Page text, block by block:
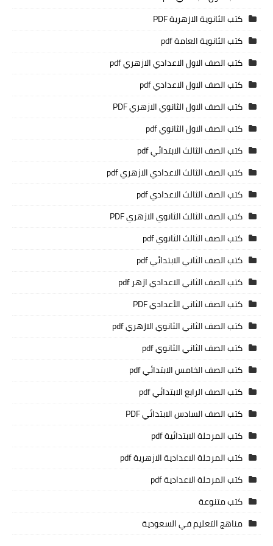
كتب الثانوية الازهرية PDF
كتب الثانوية العامة pdf
كتب الصف الاول الاعدادي الازهري pdf
كتب الصف الاول الاعدادي pdf
كتب الصف الاول الثانوي الازهري PDF
كتب الصف الاول الثانوي pdf
كتب الصف الثالث الابتدائي pdf
كتب الصف الثالث الاعدادي الازهري pdf
كتب الصف الثالث الاعدادي pdf
كتب الصف الثالث الثانوي الازهري PDF
كتب الصف الثالث الثانوي pdf
كتب الصف الثاني الابتدائي pdf
كتب الصف الثاني الاعدادي ازهر pdf
كتب الصف الثاني الأعدادي PDF
كتب الصف الثاني الثانوي الازهري pdf
كتب الصف الثاني الثانوي pdf
كتب الصف الخامس الابتدائي pdf
كتب الصف الرابع الابتدائي pdf
كتب الصف السادس الابتدائي PDF
كتب المرحلة الابتدائية pdf
كتب المرحلة الاعدادية الازهرية pdf
كتب المرحلة الاعدادية pdf
كتب متنوعة
مناهج التعليم في السعودية